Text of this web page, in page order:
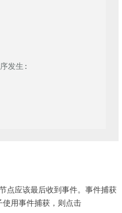
发生:
点应该最后收到事件。事件捕获
用事件捕获，则点击